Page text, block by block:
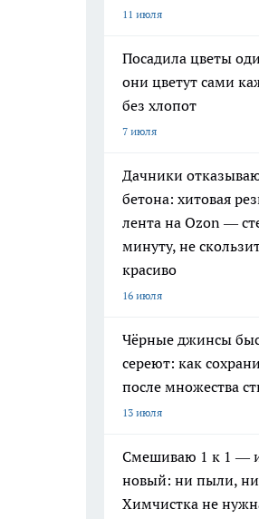
11 июля
Посадила цветы
они цветут сами
без хлопот
7 июля
Дачники
бетона: хитовая
лента на Ozon —
минуту, не
красиво
16 июля
Чёрные джинсы
сереют: как
после множества
13 июля
Смешиваю 1 к 1 —
новый: ни пыли, ни
Химчистка не